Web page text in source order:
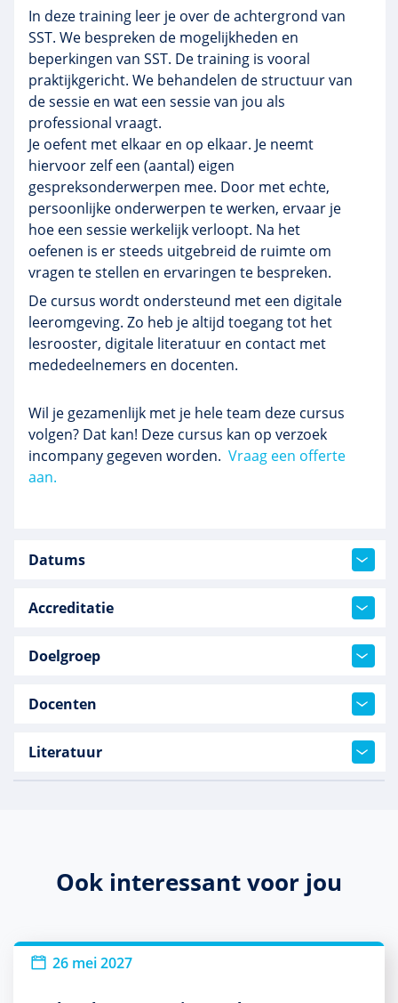
In deze training leer je over de achtergrond van
SST. We bespreken de mogelijkheden en
beperkingen van SST. De training is vooral
praktijkgericht. We behandelen de structuur van
de sessie en wat een sessie van jou als
professional vraagt.
Je oefent met elkaar en op elkaar. Je neemt
hiervoor zelf een (aantal) eigen
gespreksonderwerpen mee. Door met echte,
persoonlijke onderwerpen te werken, ervaar je
hoe een sessie werkelijk verloopt. Na het
oefenen is er steeds uitgebreid de ruimte om
vragen te stellen en ervaringen te bespreken.
De cursus wordt ondersteund met een digitale
leeromgeving. Zo heb je altijd toegang tot het
lesrooster, digitale literatuur en contact met
mededeelnemers en docenten.
Wil je gezamenlijk met je hele team deze cursus
volgen? Dat kan! Deze cursus kan op verzoek
incompany gegeven worden. Vraag een offerte
aan.
Datums
Accreditatie
Doelgroep
Docenten
Literatuur
Ook interessant voor jou
26 mei 2027